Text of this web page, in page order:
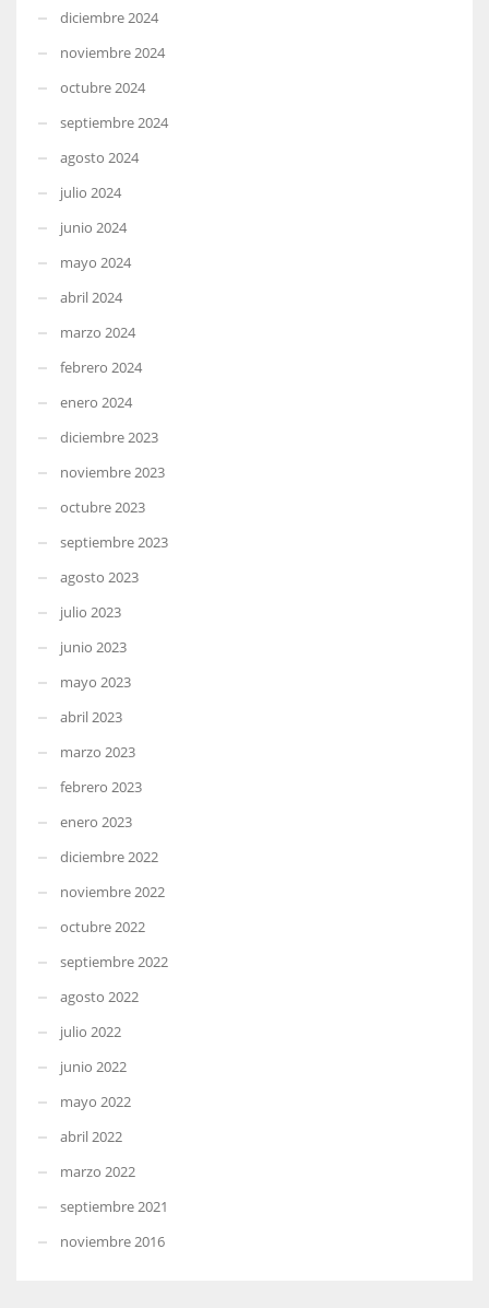
diciembre 2024
noviembre 2024
octubre 2024
septiembre 2024
agosto 2024
julio 2024
junio 2024
mayo 2024
abril 2024
marzo 2024
febrero 2024
enero 2024
diciembre 2023
noviembre 2023
octubre 2023
septiembre 2023
agosto 2023
julio 2023
junio 2023
mayo 2023
abril 2023
marzo 2023
febrero 2023
enero 2023
diciembre 2022
noviembre 2022
octubre 2022
septiembre 2022
agosto 2022
julio 2022
junio 2022
mayo 2022
abril 2022
marzo 2022
septiembre 2021
noviembre 2016